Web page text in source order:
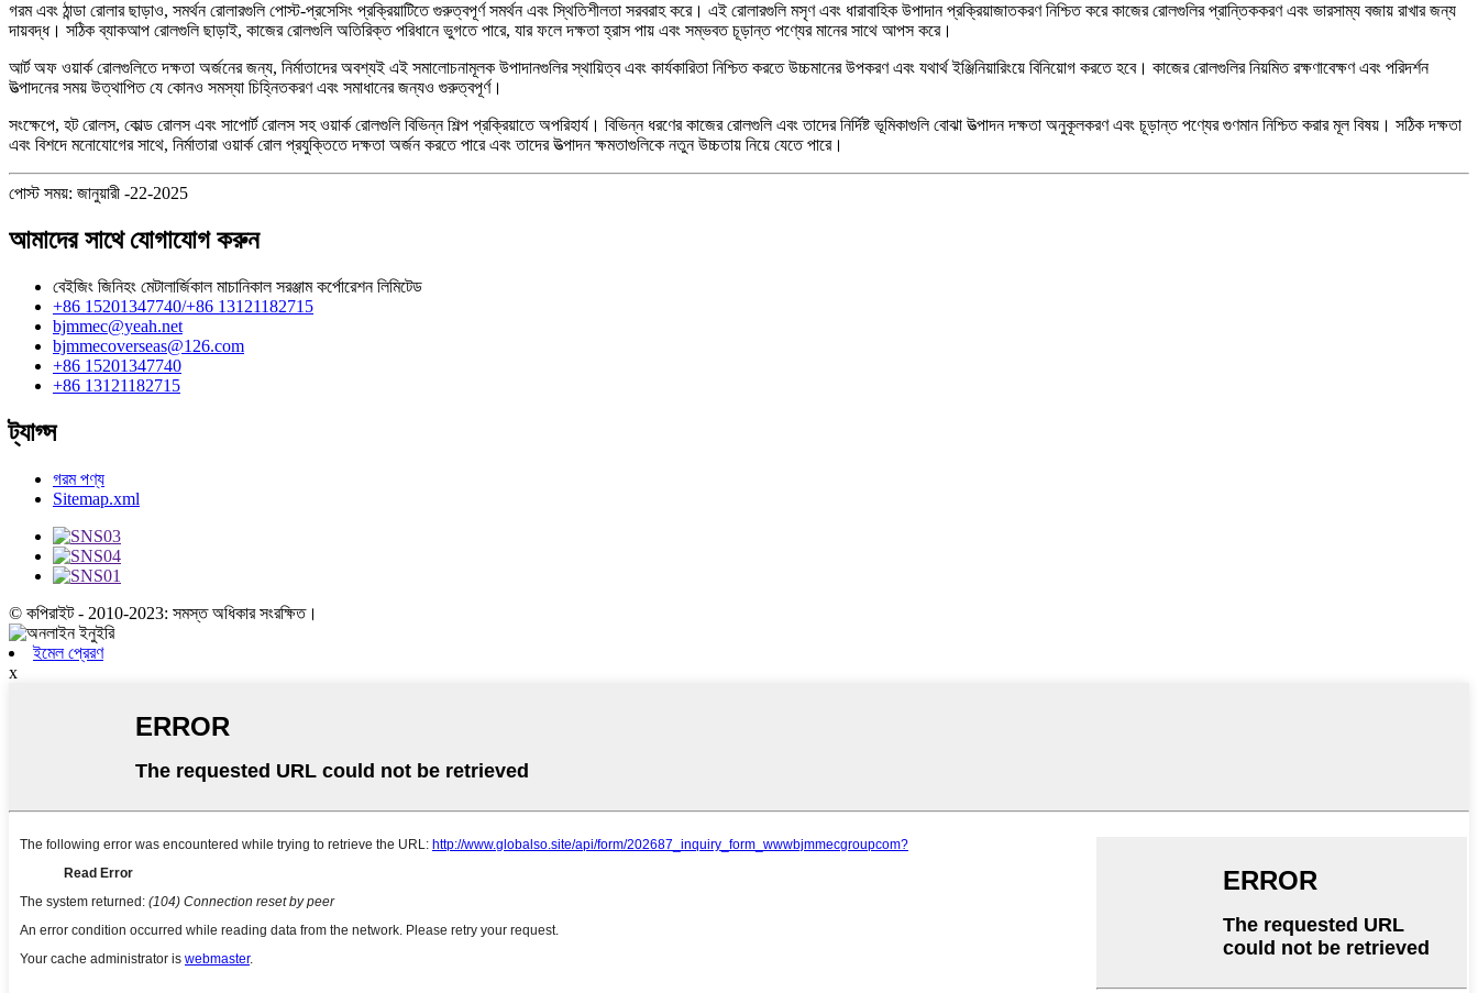
গরম এবং ঠান্ডা রোলার ছাড়াও, সমর্থন রোলারগুলি পোস্ট-প্রসেসিং প্রক্রিয়াটিতে গুরুত্বপূর্ণ সমর্থন এবং স্থিতিশীলতা সরবরাহ করে। এই রোলারগুলি মসৃণ এবং ধারাবাহিক উপাদান প্রক্রিয়াজাতকরণ নিশ্চিত করে কাজের রোলগুলির প্রান্তিককরণ এবং ভারসাম্য বজায় রাখার জন্য
দায়বদ্ধ। সঠিক ব্যাকআপ রোলগুলি ছাড়াই, কাজের রোলগুলি অতিরিক্ত পরিধানে ভুগতে পারে, যার ফলে দক্ষতা হ্রাস পায় এবং সম্ভবত চূড়ান্ত পণ্যের মানের সাথে আপস করে।
আর্ট অফ ওয়ার্ক রোলগুলিতে দক্ষতা অর্জনের জন্য, নির্মাতাদের অবশ্যই এই সমালোচনামূলক উপাদানগুলির স্থায়িত্ব এবং কার্যকারিতা নিশ্চিত করতে উচ্চমানের উপকরণ এবং যথার্থ ইঞ্জিনিয়ারিংয়ে বিনিয়োগ করতে হবে। কাজের রোলগুলির নিয়মিত রক্ষণাবেক্ষণ এবং পরিদর্শন
উত্পাদনের সময় উত্থাপিত যে কোনও সমস্যা চিহ্নিতকরণ এবং সমাধানের জন্যও গুরুত্বপূর্ণ।
সংক্ষেপে, হট রোলস, কোল্ড রোলস এবং সাপোর্ট রোলস সহ ওয়ার্ক রোলগুলি বিভিন্ন শিল্প প্রক্রিয়াতে অপরিহার্য। বিভিন্ন ধরণের কাজের রোলগুলি এবং তাদের নির্দিষ্ট ভূমিকাগুলি বোঝা উত্পাদন দক্ষতা অনুকূলকরণ এবং চূড়ান্ত পণ্যের গুণমান নিশ্চিত করার মূল বিষয়। সঠিক দক্ষতা
এবং বিশদে মনোযোগের সাথে, নির্মাতারা ওয়ার্ক রোল প্রযুক্তিতে দক্ষতা অর্জন করতে পারে এবং তাদের উত্পাদন ক্ষমতাগুলিকে নতুন উচ্চতায় নিয়ে যেতে পারে।
পোস্ট সময়: জানুয়ারী -22-2025
আমাদের সাথে যোগাযোগ করুন
বেইজিং জিনিহং মেটালার্জিকাল মাচানিকাল সরঞ্জাম কর্পোরেশন লিমিটেড
+86 15201347740/+86 13121182715
bjmmec@yeah.net
bjmmecoverseas@126.com
+86 15201347740
+86 13121182715
ট্যাগ্স
গরম পণ্য
Sitemap.xml
© কপিরাইট - 2010-2023: সমস্ত অধিকার সংরক্ষিত।
ইমেল প্রেরণ
x